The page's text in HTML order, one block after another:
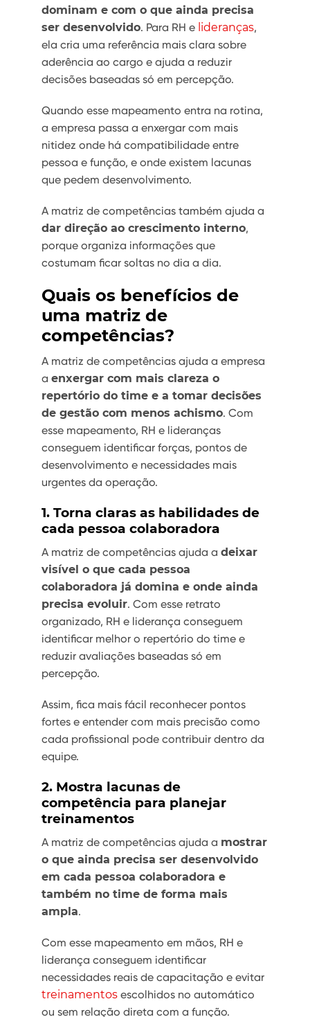
dominam e com o que ainda precisa
ser desenvolvido. Para RH e lideranças,
ela cria uma referência mais clara sobre
aderência ao cargo e ajuda a reduzir
decisões baseadas só em percepção.
Quando esse mapeamento entra na rotina,
a empresa passa a enxergar com mais
nitidez onde há compatibilidade entre
pessoa e função, e onde existem lacunas
que pedem desenvolvimento.
A matriz de competências também ajuda a
dar direção ao crescimento interno,
porque organiza informações que
costumam ficar soltas no dia a dia.
Quais os benefícios de
uma matriz de
competências?
A matriz de competências ajuda a empresa
a enxergar com mais clareza o
repertório do time e a tomar decisões
de gestão com menos achismo. Com
esse mapeamento, RH e lideranças
conseguem identificar forças, pontos de
desenvolvimento e necessidades mais
urgentes da operação.
1. Torna claras as habilidades de
cada pessoa colaboradora
A matriz de competências ajuda a deixar
visível o que cada pessoa
colaboradora já domina e onde ainda
precisa evoluir. Com esse retrato
organizado, RH e liderança conseguem
identificar melhor o repertório do time e
reduzir avaliações baseadas só em
percepção.
Assim, fica mais fácil reconhecer pontos
fortes e entender com mais precisão como
cada profissional pode contribuir dentro da
equipe.
2. Mostra lacunas de
competência para planejar
treinamentos
A matriz de competências ajuda a mostrar
o que ainda precisa ser desenvolvido
em cada pessoa colaboradora e
também no time de forma mais
ampla.
Com esse mapeamento em mãos, RH e
liderança conseguem identificar
necessidades reais de capacitação e evitar
treinamentos escolhidos no automático
ou sem relação direta com a função.